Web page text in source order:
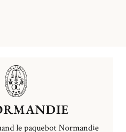
le paquebot Normandie